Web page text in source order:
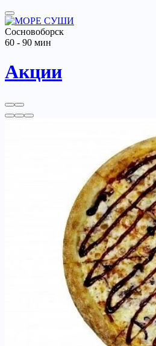
Сосновоборск
60 - 90 мин
Акции